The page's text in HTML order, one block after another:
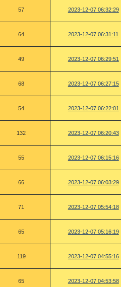
57 2023-12-07 06:32:29
64 2023-12-07 06:31:11
49 2023-12-07 06:29:51
68 2023-12-07 06:27:15
54 2023-12-07 06:22:01
132 2023-12-07 06:20:43
55 2023-12-07 06:15:16
66 2023-12-07 06:03:29
71 2023-12-07 05:54:18
65 2023-12-07 05:16:19
119 2023-12-07 04:55:16
65 2023-12-07 04:53:58